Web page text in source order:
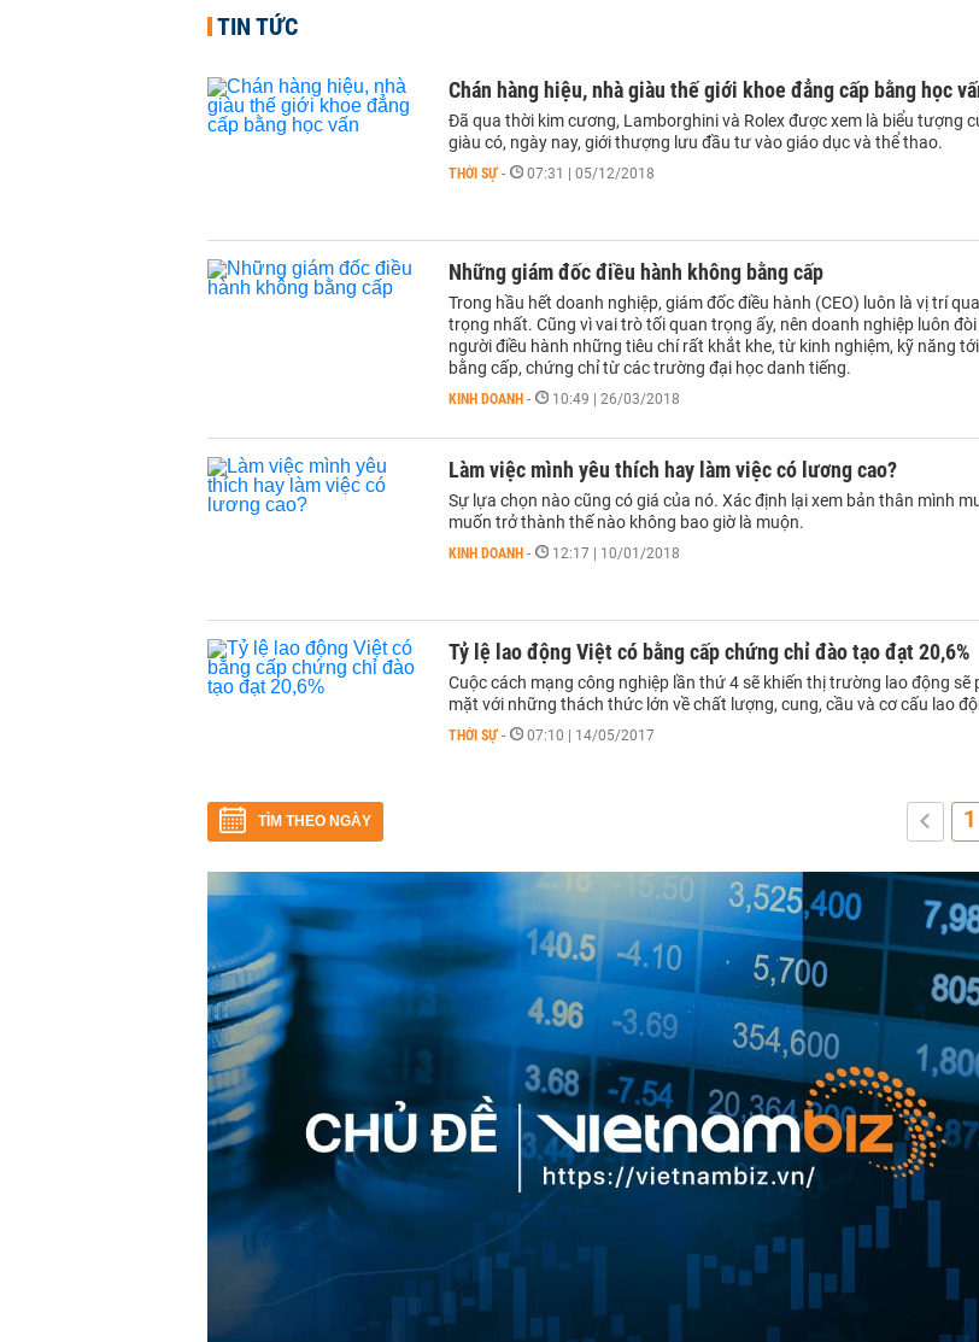
TIN TỨC
Chán hàng hiệu, nhà giàu thế giới khoe đẳng cấp bằng học
Đã qua thời kim cương, Lamborghini và Rolex được xem là biểu tượng
giàu có, ngày nay, giới thượng lưu đầu tư vào giáo dục và thể thao.
THỜI SỰ - 07:31 | 05/12/2018
Những giám đốc điều hành không bằng cấp
Trong hầu hết doanh nghiệp, giám đốc điều hành (CEO) luôn là vị trí
trọng nhất. Cũng vì vai trò tối quan trọng ấy, nên doanh nghiệp luôn
người điều hành những tiêu chí rất khắt khe, từ kinh nghiệm, kỹ năng
bằng cấp, chứng chỉ từ các trường đại học danh tiếng.
KINH DOANH - 10:49 | 26/03/2018
Làm việc mình yêu thích hay làm việc có lương cao?
Sự lựa chọn nào cũng có giá của nó. Xác định lại xem bản thân mình
muốn trở thành thế nào không bao giờ là muộn.
KINH DOANH - 12:17 | 10/01/2018
Tỷ lệ lao động Việt có bằng cấp chứng chỉ đào tạo đạt 20,6%
Cuộc cách mạng công nghiệp lần thứ 4 sẽ khiến thị trường lao động sẽ
mặt với những thách thức lớn về chất lượng, cung, cầu và cơ cấu lao
THỜI SỰ - 07:10 | 14/05/2017
TÌM THEO NGÀY 1